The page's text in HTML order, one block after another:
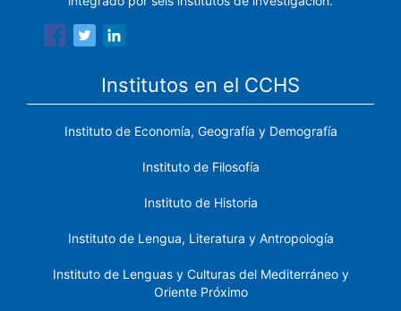
Institutos en el CCHS
Instituto de Economía, Geografía y Demografía
Instituto de Filosofía
Instituto de Historia
Instituto de Lengua, Literatura y Antropología
Instituto de Lenguas y Culturas del Mediterráneo y
Oriente Próximo